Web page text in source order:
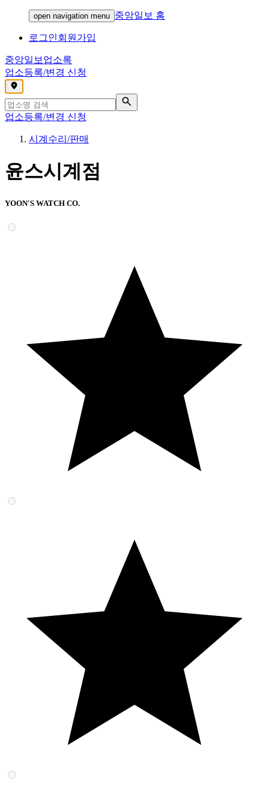
open navigation menu 중앙일보 홈
로그인회원가입
중앙일보 업소록
업소등록/변경 신청
,
업소등록/변경 신청
시계수리/판매
윤스시계점
YOON'S WATCH CO.